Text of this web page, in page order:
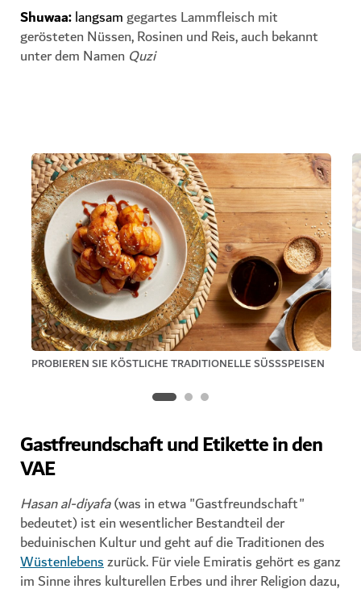
Shuwaa:langsamgegartes Lammfleisch mit
gerösteten Nüssen, Rosinen und Reis, auch bekannt
unter dem Namen Quzi
PROBIEREN SIE KÖSTLICHE TRADITIONELLE SÜSSSPEISEN
Gastfreundschaft und Etikette in den
VAE
Hasan al-diyafa(was in etwa "Gastfreundschaft"
bedeutet) ist ein wesentlicher Bestandteil der
beduinischen Kultur und geht auf die Traditionen des
Wüstenlebenszurück. Für viele Emiratis gehört es ganz
im Sinne ihres kulturellen Erbes und ihrer Religion dazu,